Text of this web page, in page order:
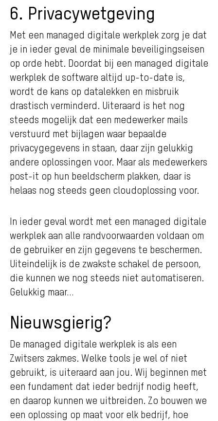
6. Privacywetgeving
Met een managed digitale werkplek zorg je dat
je in ieder geval de minimale beveiligingseisen
op orde hebt. Doordat bij een managed digitale
werkplek de software altijd up-to-date is,
wordt de kans op datalekken en misbruik
drastisch verminderd. Uiteraard is het nog
steeds mogelijk dat een medewerker mails
verstuurd met bijlagen waar bepaalde
privacygegevens in staan, daar zijn gelukkig
andere oplossingen voor. Maar als medewerkers
post-it op hun beeldscherm plakken, daar is
helaas nog steeds geen cloudoplossing voor.
In ieder geval wordt met een managed digitale
werkplek aan alle randvoorwaarden voldaan om
de gebruiker en zijn gegevens te beschermen.
Uiteindelijk is de zwakste schakel de persoon,
die kunnen we nog steeds niet automatiseren.
Gelukkig maar…
Nieuwsgierig?
De managed digitale werkplek is als een
Zwitsers zakmes. Welke tools je wel of niet
gebruikt, is uiteraard aan jou. Wij beginnen met
een fundament dat ieder bedrijf nodig heeft,
en daarop kunnen we uitbreiden. Zo bouwen we
een oplossing op maat voor elk bedrijf, hoe